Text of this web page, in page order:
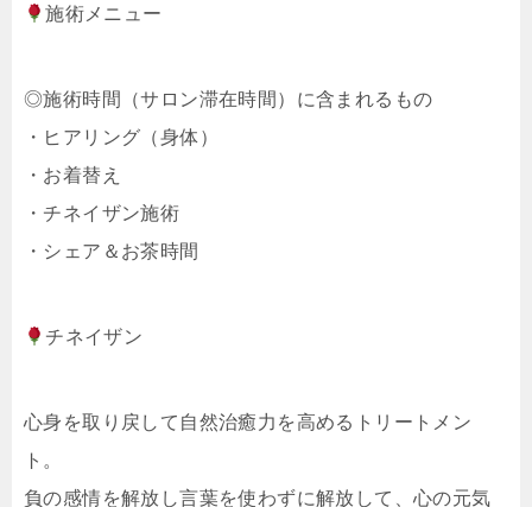
施術メニュー
◎施術時間（サロン滞在時間）に含まれるもの
・ヒアリング（身体）
・お着替え
・チネイザン施術
・シェア＆お茶時間
チネイザン
心身を取り戻して自然治癒力を高めるトリートメン
ト。
負の感情を解放し言葉を使わずに解放して、心の元気